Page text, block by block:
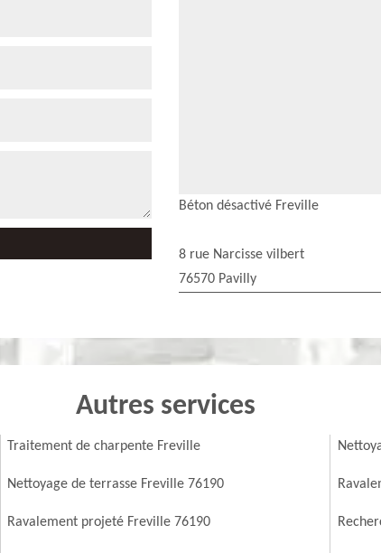
Béton désactivé Freville
8 rue Narcisse vilbert
76570 Pavilly
Autres services
Traitement de charpente Freville
Nettoyage de terrasse Freville 76190
Ravalement projeté Freville 76190